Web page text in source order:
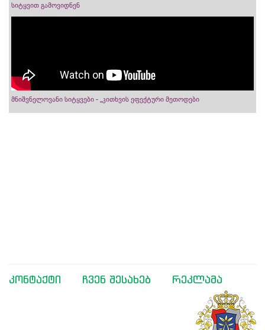
სიტყვით გამოვიდნენ
მნიშვნელოვანი სიტყვები - „კითხვის ეფექტური მეთოდები
კონტაქტი ჩვენ შესახებ რეკლამა